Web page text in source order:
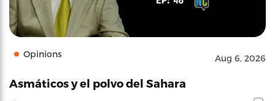
Opinions Aug 6, 2026
Asmáticos y el polvo del Sahara